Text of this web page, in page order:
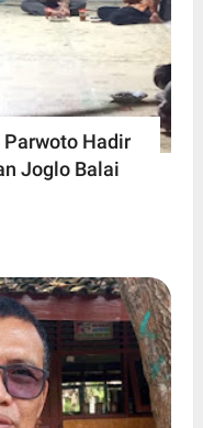
Hadir
Joglo Balai